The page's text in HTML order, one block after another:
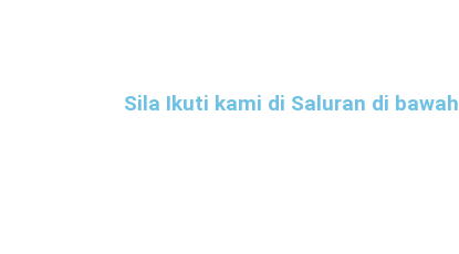
Sila Ikuti kami di Saluran di bawah